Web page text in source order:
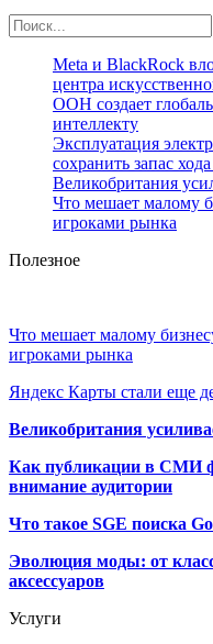
Meta и BlackRock
центра
ООН создает
интеллекту
Эксплуатация
сохранить запас
Великобритания
Что мешает малому
игроками рынка
Полезное
Что мешает малому
игроками рынка
Яндекс Карты стали еще
Великобритания
Как публикации в СМИ
внимание аудитории
Что такое SGE поиска
Эволюция моды: от
аксессуаров
Услуги